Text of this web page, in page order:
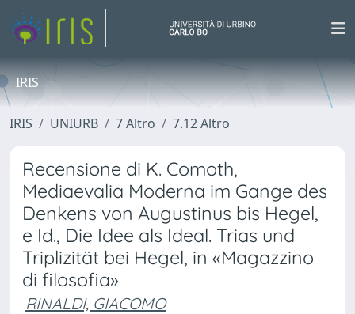
IRIS
IRIS UNIURB 7 Altro 7.12 Altro
Recensione di K. Comoth,
Mediaevalia Moderna im Gange des
Denkens von Augustinus bis Hegel,
e Id., Die Idee als Ideal. Trias und
Triplizität bei Hegel, in «Magazzino
di filosofia»
RINALDI, GIACOMO